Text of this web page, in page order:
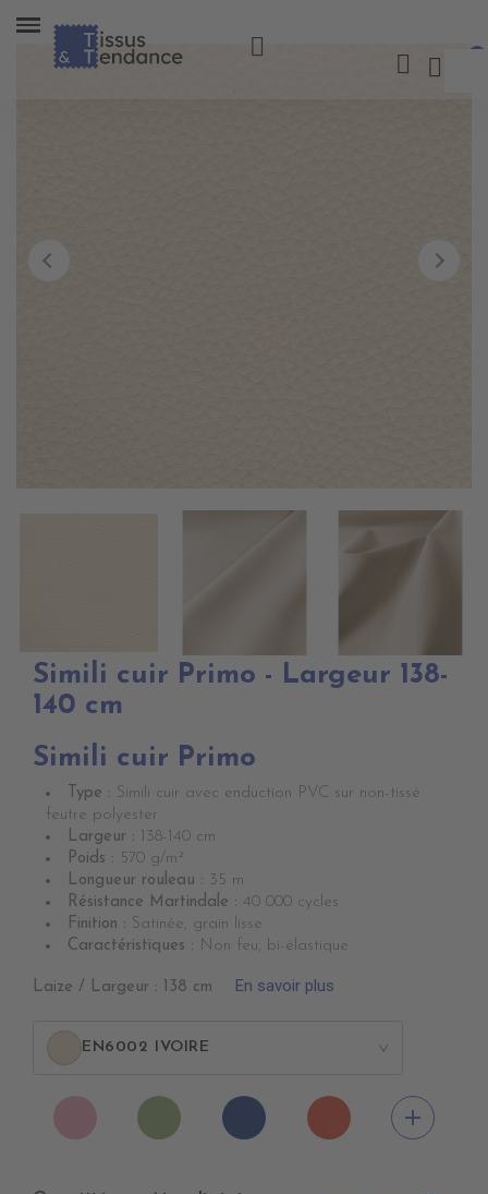
Simili cuir Primo - Largeur 138-
140 cm
Simili cuir Primo
Type : Simili cuir avec enduction PVC sur non-tissé
feutre polyester
Largeur : 138-140 cm
Poids : 570 g/m²
Longueur rouleau : 35 m
Résistance Martindale : 40 000 cycles
Finition : Satinée, grain lisse
Caractéristiques : Non feu, bi-élastique
Laize / Largeur : 138 cm En savoir plus
EN6002 IVOIRE >
EN6006
ROSEepuisement
EN6016
PRAIRIEépuisem
EN6017
BLEU
EN6018
MANDARINE
add